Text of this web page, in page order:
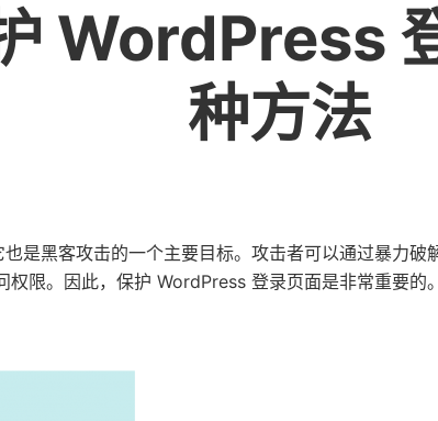
WordPress
种方法
是黑客攻击的一个主要目标。攻击者可以通过暴力破
限。因此，保护 WordPress 登录页面是非常重要的